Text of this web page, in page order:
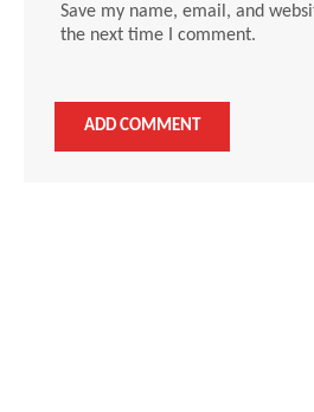
Save my name, email, and
the next time I comment.